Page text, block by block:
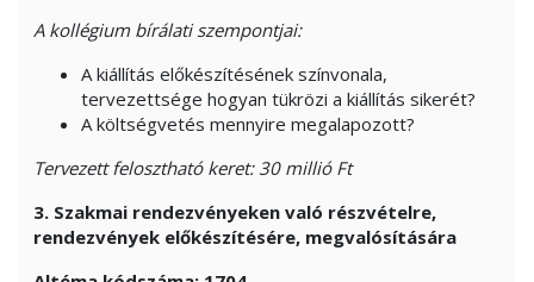
A kollégium bírálati szempontjai:
A kiállítás előkészítésének színvonala,
tervezettsége hogyan tükrözi a kiállítás sikerét?
A költségvetés mennyire megalapozott?
Tervezett felosztható keret: 30 millió Ft
3. Szakmai rendezvényeken való részvételre,
rendezvények előkészítésére, megvalósítására